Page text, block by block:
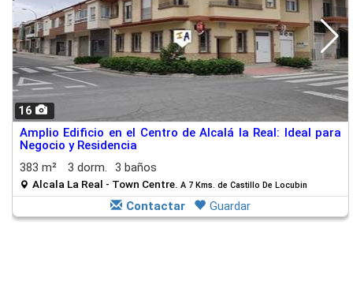
16
Amplio Edificio en el Centro de Alcalá la Real: Ideal para
Negocio y Residencia
383 m²
3 dorm. 3 baños
Alcala La Real - Town Centre. A 7 Kms. de Castillo De Locubin
Contactar Guardar